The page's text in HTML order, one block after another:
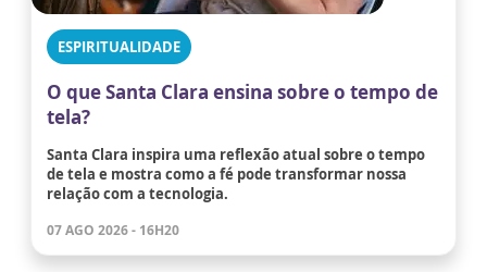
ESPIRITUALIDADE
O que Santa Clara ensina sobre o tempo de
tela?
Santa Clara inspira uma reflexão atual sobre o tempo
de tela e mostra como a fé pode transformar nossa
relação com a tecnologia.
07 AGO 2026 - 16H20